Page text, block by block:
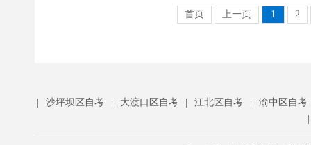
首页 上一页 1 2
沙坪坝区自考 大渡口区自考 江北区自考
渝中区自考